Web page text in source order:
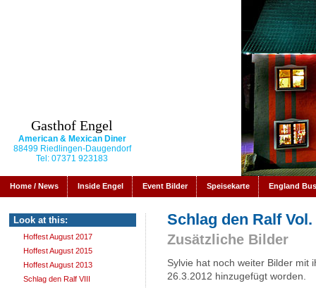
Gasthof Engel
American & Mexican Diner
88499 Riedlingen-Daugendorf
Tel: 07371 923183
Home / News Inside Engel Event Bilder Speisekarte England Bus
Look at this:
Hoffest August 2017
Hoffest August 2015
Hoffest August 2013
Schlag den Ralf VIII
Schlag den Ralf Vol.
Zusätzliche Bilder
Sylvie hat noch weiter Bilder mit
26.3.2012 hinzugefügt worden.